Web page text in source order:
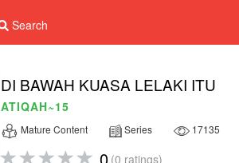
Search
DI BAWAH KUASA LELAKI ITU
ATIQAH~15
Mature Content Series 17135
0 (0 ratings)